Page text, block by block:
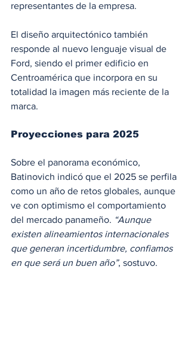
representantes de la empresa.
El diseño arquitectónico también
responde al nuevo lenguaje visual de
Ford, siendo el primer edificio en
Centroamérica que incorpora en su
totalidad la imagen más reciente de la
marca.
Proyecciones para 2025
Sobre el panorama económico,
Batinovich indicó que el 2025 se perfila
como un año de retos globales, aunque
ve con optimismo el comportamiento
del mercado panameño. “Aunque
existen alineamientos internacionales
que generan incertidumbre, confiamos
en que será un buen año”, sostuvo.